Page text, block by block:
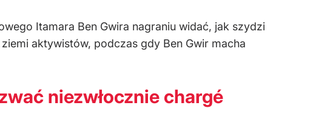
Itamara Ben Gwira nagraniu widać, jak szydzi
aktywistów, podczas gdy Ben Gwir macha
niezwłocznie chargé